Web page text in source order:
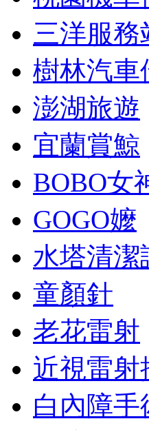
三洋服務
樹林汽車
澎湖旅遊
宜蘭賞鯨
BOBO女
GOGO嬤
水塔清潔
童顏針
老花雷射
近視雷射
白內障手